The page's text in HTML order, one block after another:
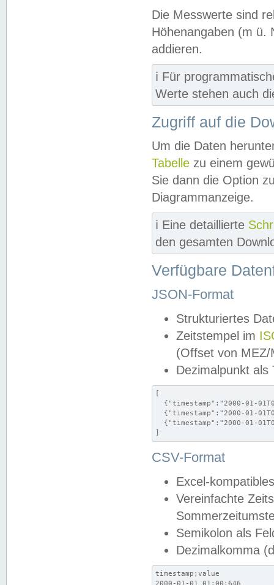
Die Messwerte sind
Höhenangaben (m ü.
addieren.
ℹ️ Für
Werte stehen auch
Zugriff auf die
Um die Daten
Tabelle zu einem
Sie dann die Option
Diagrammanzeige.
ℹ️ Eine detaillierte
den gesamten
Verfügbare
JSON-Format
Strukturiertes
Zeitstempel im
(Offset von MEZ/
Dezimalpunkt als
[
{"timestamp":"2000-01-
{"timestamp":"2000-01-
{"timestamp":"2000-01-
]
CSV-Format
Excel-
Vereinfachte
Semikolon als
Dezimalkomma
timestamp;value
2000-01-01 01:00;646